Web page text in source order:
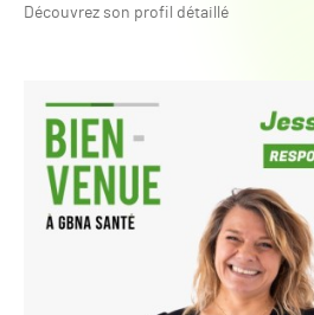
Découvrez son profil détaillé